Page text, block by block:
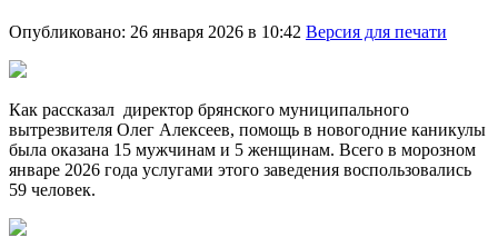
Опубликовано: 26 января 2026 в 10:42 Версия для печати
Как рассказал директор брянского муниципального
вытрезвителя Олег Алексеев, помощь в новогодние каникулы
была оказана 15 мужчинам и 5 женщинам. Всего в морозном
январе 2026 года услугами этого заведения воспользовались
59 человек.